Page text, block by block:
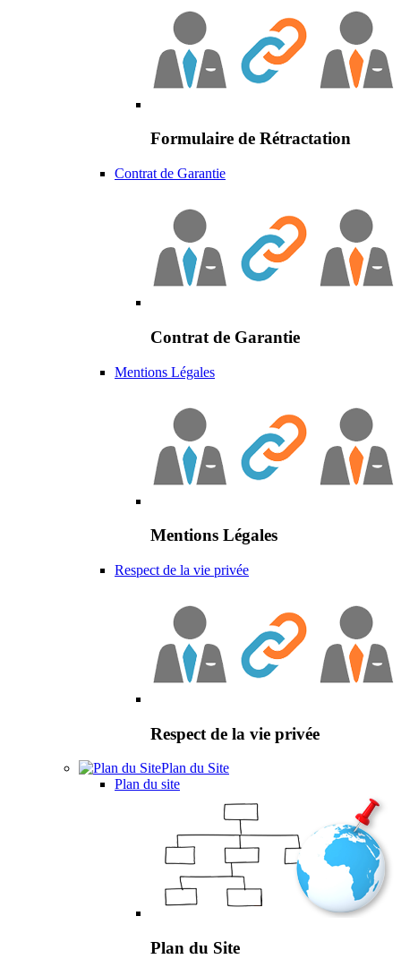
Formulaire de Rétractation
Contrat de Garantie
Contrat de Garantie
Mentions Légales
Mentions Légales
Respect de la vie privée
Respect de la vie privée
Plan du Site
Plan du site
Plan du Site